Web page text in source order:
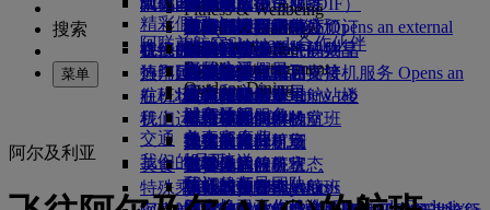
预订酒店
旅游项目和活动
旅行服务
迎宾接机服务迎宾接机服务 Opens an
external link in a new tab
迪拜转机服务
交通
机场接送
预订租车
管理专车接送服务
预订无障碍旅行
在线办理登机手续
值机选项
航班状态
医疗信息表（MEDIF）
餐食信息
阿联酋禁止携带的物品
迪拜国际机场
阿联酋航空 3 号航站楼
航站楼之间中转
抵达及离开机场
班车接送服务
购买更多行李额度
额外托运行李额度
迪拜行李服务
行李延误或损坏
阿联酋签证
经济舱
机上舒适用品
机上娱乐
ice系统中的节目
ice直播电视
机上Wi-Fi
儿童娱乐
美食
头等舱美食
季节和节日
无接触旅程
我们的候机室
头等舱贵宾室
商务舱候机室
全球各地的候机室
合作伙伴候机室
付费使用候机室
马哈巴贵宾室
怀孕
行李额度
儿童和婴儿票价规则
儿童安全座椅和摇篮
在机场
机上
携孩子旅行
携婴儿旅行
婴儿随身行李限额
我们的故事
媒体中心媒体中心 Opens an external
link in a new tab
集团公司
安全
财务透明
负责任企业
我们的员工
我们的领导团队
非洲
欧洲
中东
热门目的地
飞往伦敦的航班
飞往曼彻斯特的航班
飞往巴黎的航班
飞往米兰的航班
飞往巴塞罗那的航班
Fitness & Wellbeing
Culture & Heritage
Beach & Marine
Family entertainment
Outdoor Dining
flydubai
阿联酋航空Skywards合作伙伴
精彩假日
海滩目的地
野外生活假日
历史和文化假日
城市休闲
美食家度假
迪拜航空
现金+里程
数字会员卡
我的家庭
使用里程
申领里程
购买里程
赚取里程
Skywards Skysurfers
Skywards ExclusivesSkywards Exclusives
注册你的公司
登录“企业商务奖励”
礼遇
计划运作方式
常见问题
更改或取消
签证和护照帮助
反馈和投诉
行李延误或损坏支持
迪拜转机服务
我们运营方面的变化
近期的旅行更新
查看你的航班状态
特殊乘客出行服务
常见问题
阿联酋航空办事处预订
我们的网络和代码共享
我们的其他产品
特殊帮助和请求
行李和丢失财物
准备旅行
在机场
阿联酋航空Skywards
搜索
菜单
阿尔及利亚